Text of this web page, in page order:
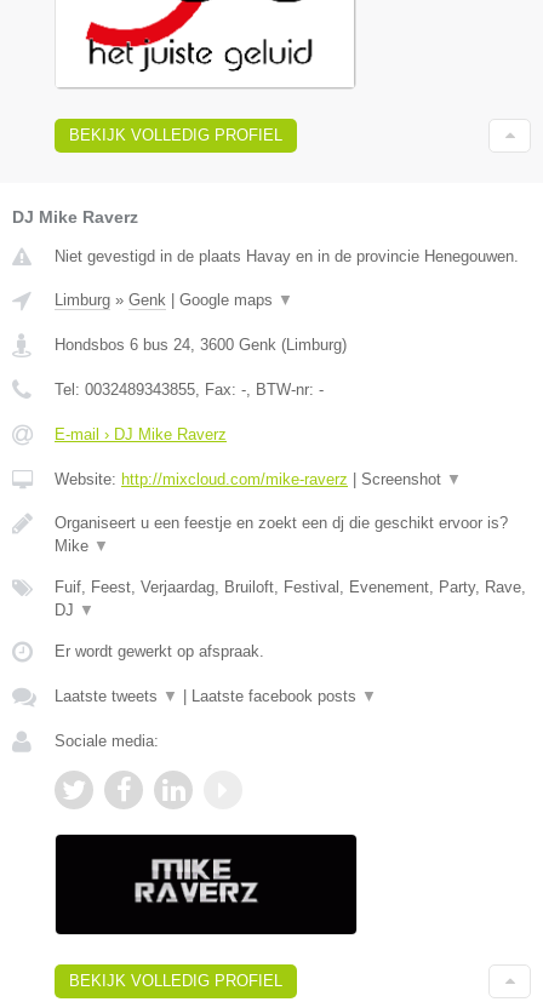
BEKIJK VOLLEDIG PROFIEL
DJ Mike Raverz
Niet gevestigd in de plaats Havay en in de provincie Henegouwen.
Limburg » Genk Google maps ▼
Hondsbos 6 bus 24 3600 Genk ( Limburg)
Tel: 0032489343855 , Fax: - , BTW-nr: -
E-mail › DJ Mike Raverz
Website: http://mixcloud.com/mike-raverz Screenshot ▼
Organiseert u een feestje en zoekt een dj die geschikt ervoor is?
Mike ▼
Fuif, Feest, Verjaardag, Bruiloft, Festival, Evenement, Party, Rave,
DJ ▼
Er wordt gewerkt op afspraak.
Laatste tweets ▼ Laatste facebook posts ▼
Sociale media:
BEKIJK VOLLEDIG PROFIEL